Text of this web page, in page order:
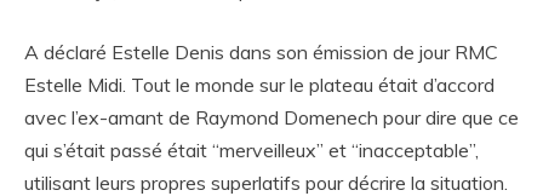
A déclaré Estelle Denis dans son émission de jour RMC
Estelle Midi. Tout le monde sur le plateau était d’accord
avec l’ex-amant de Raymond Domenech pour dire que ce
qui s’était passé était “merveilleux” et “inacceptable”,
utilisant leurs propres superlatifs pour décrire la situation.